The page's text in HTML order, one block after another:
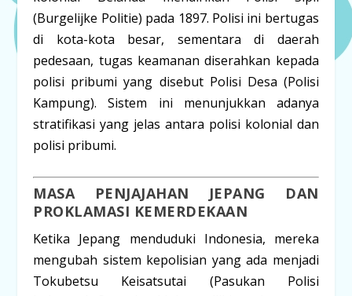
(Burgelijke Politie) pada 1897. Polisi ini bertugas
di kota-kota besar, sementara di daerah
pedesaan, tugas keamanan diserahkan kepada
polisi pribumi yang disebut Polisi Desa (Polisi
Kampung). Sistem ini menunjukkan adanya
stratifikasi yang jelas antara polisi kolonial dan
polisi pribumi.
MASA PENJAJAHAN JEPANG DAN
PROKLAMASI KEMERDEKAAN
Ketika Jepang menduduki Indonesia, mereka
mengubah sistem kepolisian yang ada menjadi
Tokubetsu Keisatsutai (Pasukan Polisi